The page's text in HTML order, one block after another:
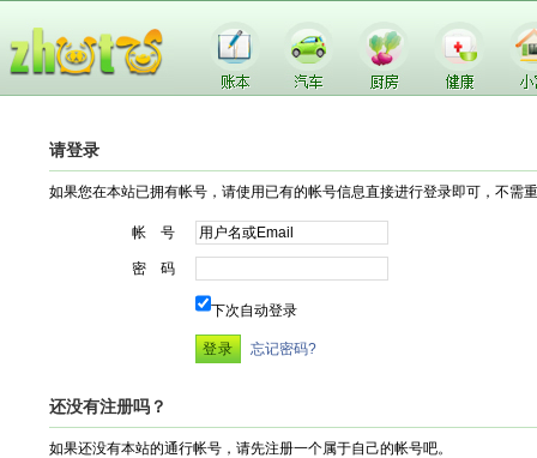
请登录
如果您在本站已拥有帐号，请使用已有的帐号信息直接进行登录即可，不需
帐 号
密 码
下次自动登录
忘记密码?
还没有注册吗？
如果还没有本站的通行帐号，请先注册一个属于自己的帐号吧。